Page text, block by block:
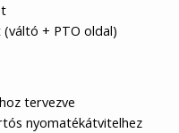
+ PTO oldal)
tervezve
nyomatékátvitelhez